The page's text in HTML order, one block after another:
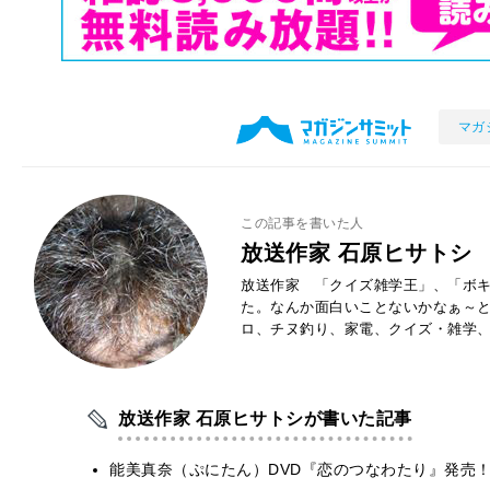
マガ
この記事を書いた人
放送作家 石原ヒサトシ
放送作家 「クイズ雑学王」、「ボ
た。なんか面白いことないかなぁ～
ロ、チヌ釣り、家電、クイズ・雑学
放送作家 石原ヒサトシが書いた記事
能美真奈（ぷにたん）DVD『恋のつなわたり』発売